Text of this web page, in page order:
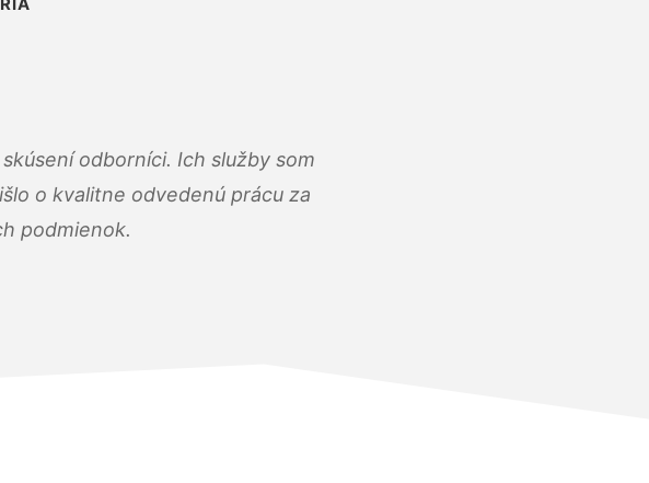
odborníci. Ich služby som
o kvalitne odvedenú prácu za
podmienok.